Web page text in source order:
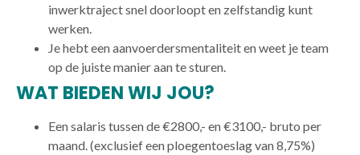
inwerktraject snel doorloopt en zelfstandig kunt
werken.
Je hebt een aanvoerdersmentaliteit en weet je team
op de juiste manier aan te sturen.
WAT BIEDEN WIJ JOU?
Een salaris tussen de €2800,- en €3100,- bruto per
maand. (exclusief een ploegentoeslag van 8,75%)